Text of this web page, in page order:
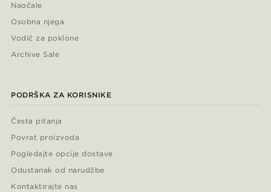
Naočale
Osobna njega
Vodič za poklone
Archive Sale
PODRŠKA ZA KORISNIKE
Česta pitanja
Povrat proizvoda
Pogledajte opcije dostave
Odustanak od narudžbe
Kontaktirajte nas